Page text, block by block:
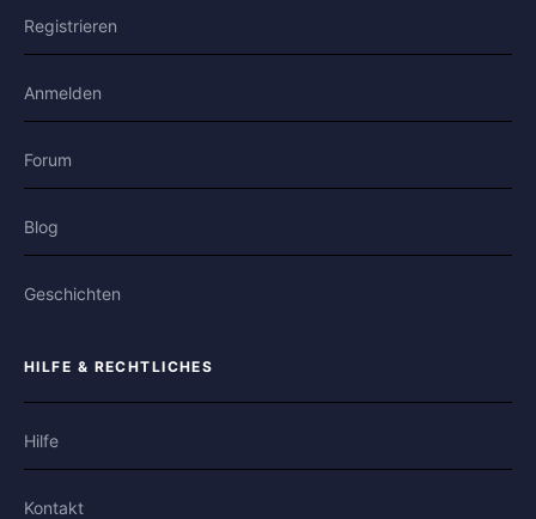
Registrieren
Anmelden
Forum
Blog
Geschichten
HILFE & RECHTLICHES
Hilfe
Kontakt